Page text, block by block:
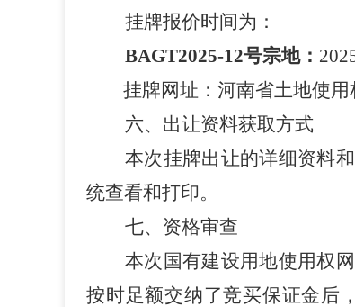
挂牌报价时间为：
BAGT2025-12号宗地：
挂牌网址：河南省土地使
六、出让资料获取方式
本次挂牌出让的详细资料
统查看和打印。
七、资格审查
本次国有建设用地使用权
按时足额交纳了竞买保证金后